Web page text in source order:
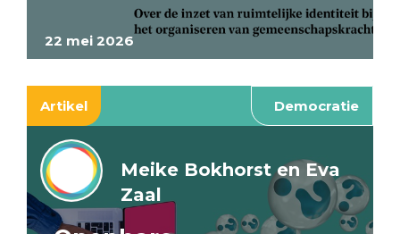
22 mei 2026
Artikel Democratie
Meike Bokhorst en Eva
Zaal